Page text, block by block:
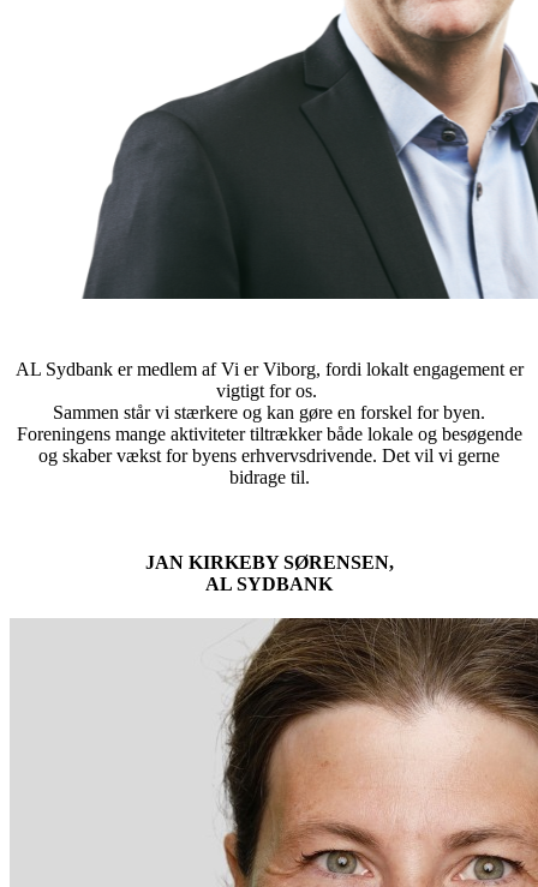
AL Sydbank er medlem af Vi er Viborg, fordi lokalt engagement er
vigtigt for os.
Sammen står vi stærkere og kan gøre en forskel for byen.
Foreningens mange aktiviteter tiltrækker både lokale og besøgende
og skaber vækst for byens erhvervsdrivende. Det vil vi gerne
bidrage til.
JAN KIRKEBY SØRENSEN,
AL SYDBANK